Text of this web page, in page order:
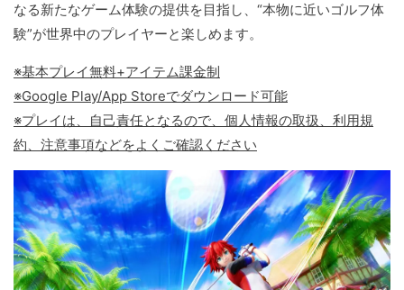
なる新たなゲーム体験の提供を目指し、“本物に近いゴルフ体
験”が世界中のプレイヤーと楽しめます。
※基本プレイ無料+アイテム課金制
※Google Play/App Storeでダウンロード可能
※プレイは、自己責任となるので、個人情報の取扱、利用規
約、注意事項などをよくご確認ください